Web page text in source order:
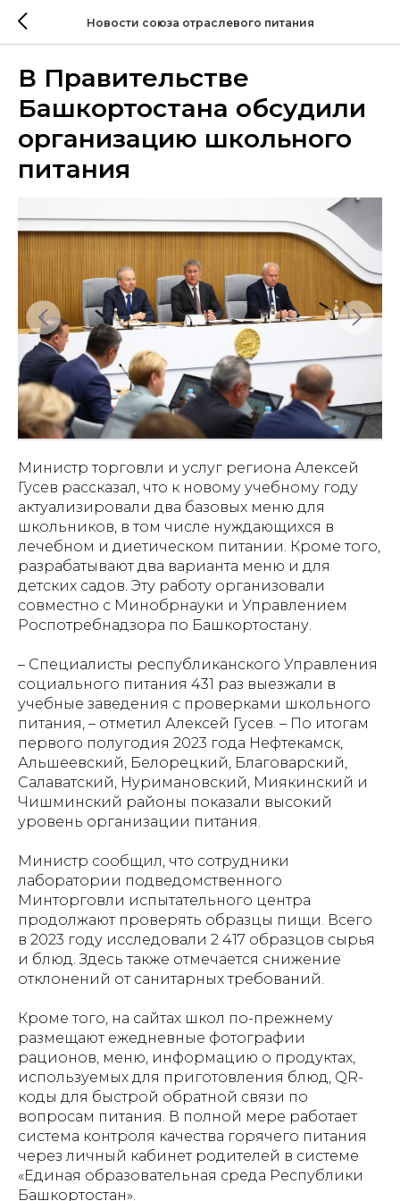
Новости союза отраслевого питания
В Правительстве
Башкортостана обсудили
организацию школьного
питания
Министр торговли и услуг региона Алексей
Гусев рассказал, что к новому учебному году
актуализировали два базовых меню для
школьников, в том числе нуждающихся в
лечебном и диетическом питании. Кроме того,
разрабатывают два варианта меню и для
детских садов. Эту работу организовали
совместно с Минобрнауки и Управлением
Роспотребнадзора по Башкортостану.
– Специалисты республиканского Управления
социального питания 431 раз выезжали в
учебные заведения с проверками школьного
питания, – отметил Алексей Гусев. – По итогам
первого полугодия 2023 года Нефтекамск,
Альшеевский, Белорецкий, Благоварский,
Салаватский, Нуримановский, Миякинский и
Чишминский районы показали высокий
уровень организации питания.
Министр сообщил, что сотрудники
лаборатории подведомственного
Минторговли испытательного центра
продолжают проверять образцы пищи. Всего
в 2023 году исследовали 2 417 образцов сырья
и блюд. Здесь также отмечается снижение
отклонений от санитарных требований.
Кроме того, на сайтах школ по-прежнему
размещают ежедневные фотографии
рационов, меню, информацию о продуктах,
используемых для приготовления блюд, QR-
коды для быстрой обратной связи по
вопросам питания. В полной мере работает
система контроля качества горячего питания
через личный кабинет родителей в системе
«Единая образовательная среда Республики
Башкортостан».